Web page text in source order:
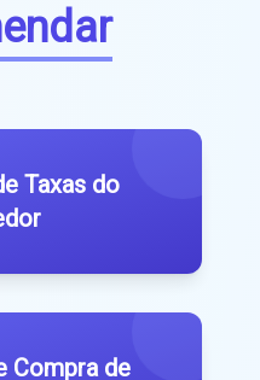
Taxas do
Compra de